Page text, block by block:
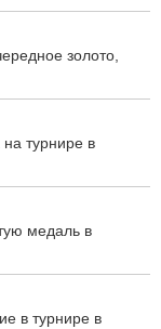
золото,
турнире в
медаль в
в турнире в